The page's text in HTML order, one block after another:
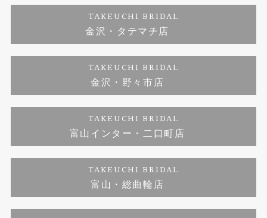
婚約ネックレス
ダイヤモンド
ジュエリーリフォーム
プロポーズサポート
ブランドリスト
福井指輪工房｜手作りペアリング
福井指輪工房｜手作り結婚指輪 and 婚約指輪
福井工房｜手作り婚約指輪プロポーズプラン
お客様の声
プライバシーポリシー
TAKEUCHI BRIDAL
金沢・タテマチ店
TAKEUCHI BRIDAL
金沢・野々市店
TAKEUCHI BRIDAL
富山インター・二口町店
TAKEUCHI BRIDAL
富山・総曲輪店